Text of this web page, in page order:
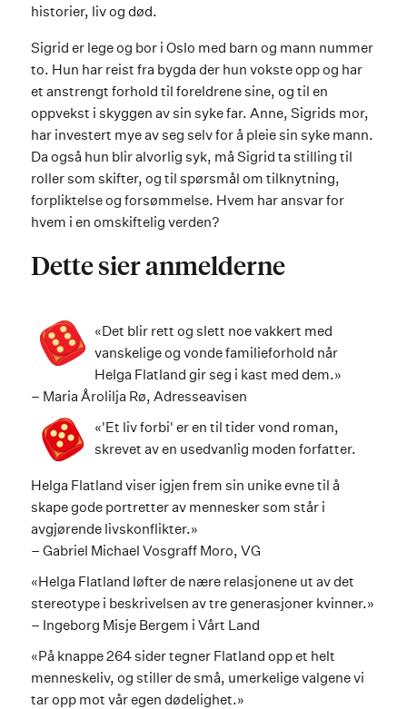
historier, liv og død.
Sigrid er lege og bor i Oslo med barn og mann nummer
to. Hun har reist fra bygda der hun vokste opp og har
et anstrengt forhold til foreldrene sine, og til en
oppvekst i skyggen av sin syke far. Anne, Sigrids mor,
har investert mye av seg selv for å pleie sin syke mann.
Da også hun blir alvorlig syk, må Sigrid ta stilling til
roller som skifter, og til spørsmål om tilknytning,
forpliktelse og forsømmelse. Hvem har ansvar for
hvem i en omskiftelig verden?
Dette sier anmelderne
«Det blir rett og slett noe vakkert med
vanskelige og vonde familieforhold når
Helga Flatland gir seg i kast med dem.»
– Maria Årolilja Rø, Adresseavisen
«'Et liv forbi' er en til tider vond roman,
skrevet av en usedvanlig moden forfatter.
Helga Flatland viser igjen frem sin unike evne til å
skape gode portretter av mennesker som står i
avgjørende livskonflikter.»
– Gabriel Michael Vosgraff Moro, VG
«Helga Flatland løfter de nære relasjonene ut av det
stereotype i beskrivelsen av tre generasjoner kvinner.»
– Ingeborg Misje Bergem i Vårt Land
«På knappe 264 sider tegner Flatland opp et helt
menneskeliv, og stiller de små, umerkelige valgene vi
tar opp mot vår egen dødelighet.»